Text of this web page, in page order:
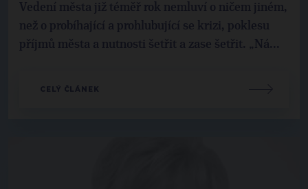
Vedení města již téměř rok nemluví o ničem jiném,
než o probíhající a prohlubující se krizi, poklesu
příjmů města a nutnosti šetřit a zase šetřit. „Ná...
CELÝ ČLÁNEK